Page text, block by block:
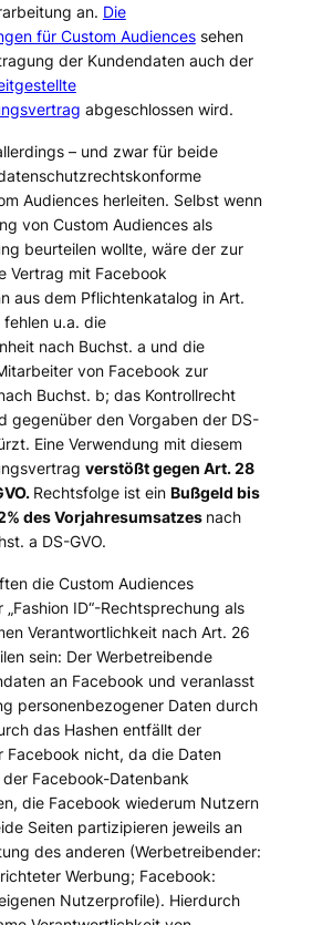
an. Die
für Custom Audiencessehen
der Kundendaten auch der
abgeschlossen wird.
– und zwar für beide
Audiences herleiten. Selbst wenn
von Custom Audiences als
beurteilen wollte, wäre der zur
Vertrag mit Facebook
aus dem Pflichtenkatalog in Art.
fehlen u.a. die
nach Buchst. a und die
von Facebook zur
Buchst. b; das Kontrollrecht
gegenüber den Vorgaben der DS-
Eine Verwendung mit diesem
verstößt gegen Art. 28
Rechtsfolge ist ein Bußgeld bis
des Vorjahresumsatzes nach
a DS-GVO.
die Custom Audiences
ID“-Rechtsprechung als
Verantwortlichkeit nach Art. 26
sein: Der Werbetreibende
an Facebook und veranlasst
personenbezogener Daten durch
das Hashen entfällt der
Facebook nicht, da die Daten
Facebook-Datenbank
die Facebook wiederum Nutzern
Seiten partizipieren jeweils an
des anderen (Werbetreibender:
Werbung; Facebook:
Nutzerprofile). Hierdurch